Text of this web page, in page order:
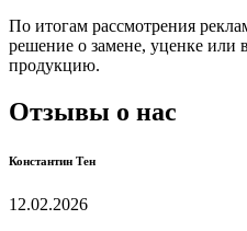
По итогам рассмотрения
решение о замене, уценке или
продукцию.
Отзывы о нас
Константин Тен
12.02.2026